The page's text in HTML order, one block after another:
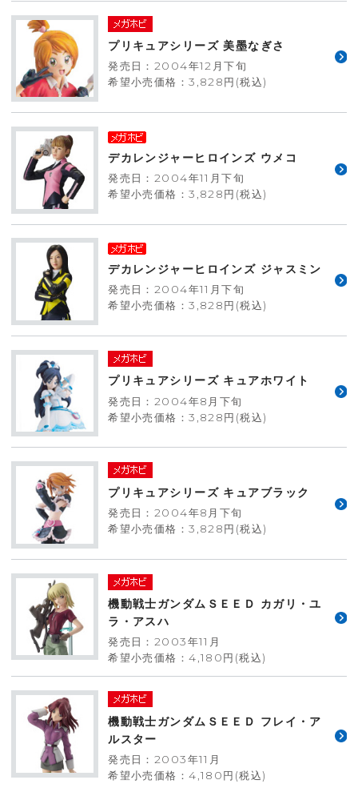
プリキュアシリーズ 美墨なぎさ
発売日：2004年12月下旬
希望小売価格：3,828円(税込)
デカレンジャーヒロインズ ウメコ
発売日：2004年11月下旬
希望小売価格：3,828円(税込)
デカレンジャーヒロインズ ジャスミン
発売日：2004年11月下旬
希望小売価格：3,828円(税込)
プリキュアシリーズ キュアホワイト
発売日：2004年8月下旬
希望小売価格：3,828円(税込)
プリキュアシリーズ キュアブラック
発売日：2004年8月下旬
希望小売価格：3,828円(税込)
機動戦士ガンダムＳＥＥＤ カガリ・ユ
ラ・アスハ
発売日：2003年11月
希望小売価格：4,180円(税込)
機動戦士ガンダムＳＥＥＤ フレイ・ア
ルスター
発売日：2003年11月
希望小売価格：4,180円(税込)